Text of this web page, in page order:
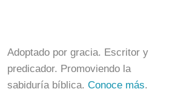
Adoptado por gracia. Escritor y
predicador. Promoviendo la
sabiduría bíblica.Conoce más.